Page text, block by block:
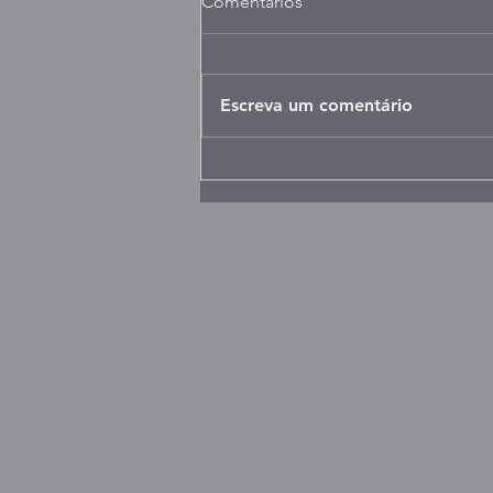
Escreva um comentário